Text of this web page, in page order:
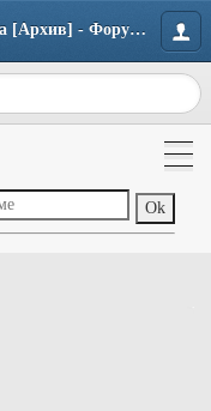
Неделя "ХОЧУ" - Разное - Корзина [Архив] - Форум портала